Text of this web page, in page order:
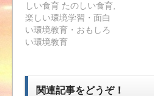
しい食育 たのしい食育,
楽しい環境学習・面白
い環境教育・おもしろ
い環境教育
関連記事をどうぞ！